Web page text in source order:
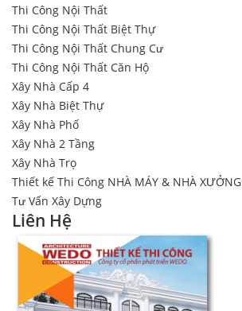
Thi Công Nội Thất
Thi Công Nội Thất Biệt Thự
Thi Công Nội Thất Chung Cư
Thi Công Nội Thất Căn Hộ
Xây Nhà Cấp 4
Xây Nhà Biệt Thự
Xây Nhà Phố
Xây Nhà 2 Tầng
Xây Nhà Trọ
Thiết kế Thi Công NHÀ MÁY & NHÀ XƯỞNG
Tư Vấn Xây Dựng
Liên Hệ